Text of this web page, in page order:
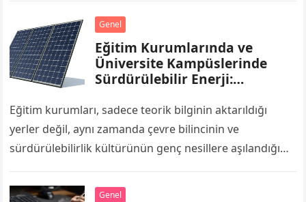
Genel
Eğitim Kurumlarında ve
Üniversite Kampüslerinde
Sürdürülebilir Enerji:
Nesillerine Örnek Kampüsler
Eğitim kurumları, sadece teorik bilginin aktarıldığı
yerler değil, aynı zamanda çevre bilincinin ve
sürdürülebilirlik kültürünün genç nesillere aşılandığı
spor salonları gün…
Genel